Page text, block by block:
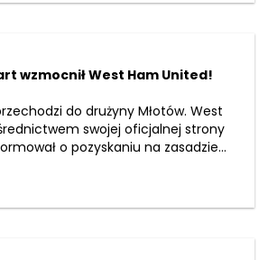
wzmocnił West Ham United!
do drużyny Młotów. West
swojej oficjalnej strony
o pozyskaniu na zasadzie...